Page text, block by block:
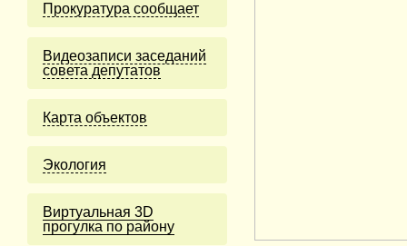
Прокуратура сообщает
Видеозаписи заседаний
совета депутатов
Карта объектов
Экология
Виртуальная 3D
прогулка по району